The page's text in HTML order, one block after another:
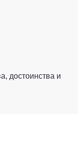
достоинства и